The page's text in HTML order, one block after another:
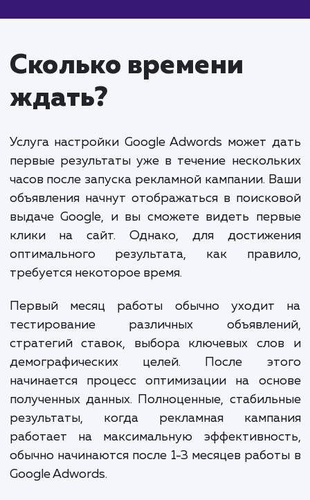
привлечь новую аудиторию и увеличить продажи.
Настройка включает в себя определение
слов, сегментацию аудитории, создание
постоянном анализе и оптимизации рекламной
ваших инвестиций.
Стоимость услуг зависит от объема работы и
сложности проекта. В среднем, стоимость
Google Adwords начинается от 15 000 рублей.
Стоимость ведения рекламной кампании обычно
составляет от 10% до 20% от рекламного
свяжитесь с нами для получения точной оценки
стоимости в зависимости от ваших
ЗАКАЗАТЬ УСЛУГИ
Сколько времени